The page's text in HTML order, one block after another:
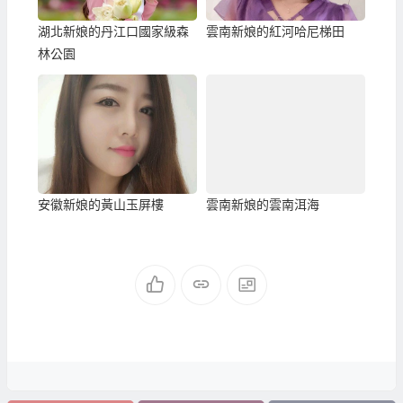
湖北新娘的丹江口國家級森
林公園
雲南新娘的紅河哈尼梯田
安徽新娘的黃山玉屏樓 雲南新娘的雲南洱海